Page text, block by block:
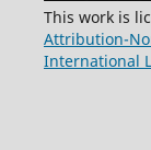
This work is
Attribution-
International